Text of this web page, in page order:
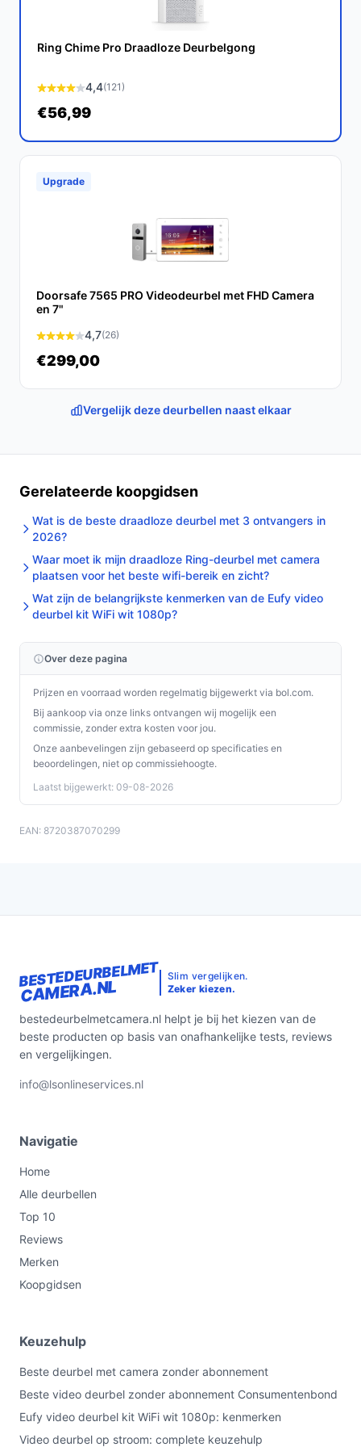
gemak. Maak je leven eenvoudiger en veiliger met deze
slimme deurbel.
bestedeurbelmetcamera.nl. Kies bewust wat perfect
past bij jouw behoeften!
Ring Chime Pro Draadloze Deurbelgong
4,4(121)
€56,99
Upgrade
Doorsafe 7565 PRO Videodeurbel met FHD Camera
en 7"
4,7(26)
€299,00
Vergelijk deze deurbellen naast elkaar
Gerelateerde koopgidsen
Wat is de beste draadloze deurbel met 3 ontvangers in
2026?
Waar moet ik mijn draadloze Ring-deurbel met camera
plaatsen voor het beste wifi-bereik en zicht?
Wat zijn de belangrijkste kenmerken van de Eufy video
deurbel kit WiFi wit 1080p?
Over deze pagina
Prijzen en voorraad worden regelmatig bijgewerkt via bol.com.
Bij aankoop via onze links ontvangen wij mogelijk een
commissie, zonder extra kosten voor jou.
Onze aanbevelingen zijn gebaseerd op specificaties en
beoordelingen, niet op commissiehoogte.
Laatst bijgewerkt: 09-08-2026
EAN: 8720387070299
BESTEDEURBELMET
CAMERA.NL
Slim vergelijken.
Zeker kiezen.
bestedeurbelmetcamera.nl helpt je bij het kiezen van de
beste producten op basis van onafhankelijke tests, reviews
en vergelijkingen.
info@lsonlineservices.nl
Navigatie
Home
Alle deurbellen
Top 10
Reviews
Merken
Koopgidsen
Keuzehulp
Beste deurbel met camera zonder abonnement
Beste video deurbel zonder abonnement Consumentenbond
Eufy video deurbel kit WiFi wit 1080p: kenmerken
Video deurbel op stroom: complete keuzehulp